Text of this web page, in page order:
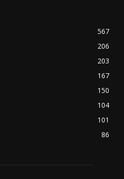
567
206
203
167
150
104
101
86